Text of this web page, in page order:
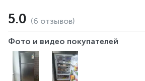
5.0 (6 отзывов)
Фото и видео покупателей